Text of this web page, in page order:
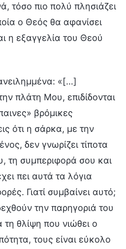
τόσο πιο πολύ πλησιάζει
ο Θεός θα αφανίσει
η εξαγγελία του Θεού
«[…]
πλάτη Μου, επιδίδονται
βρόμικες
ότι η σάρκα, με την
δεν γνωρίζει τίποτα
τη συμπεριφορά σου και
πει αυτά τα λόγια
Γιατί συμβαίνει αυτό;
την παρηγοριά του
θλίψη που νιώθει ο
τους είναι εύκολο